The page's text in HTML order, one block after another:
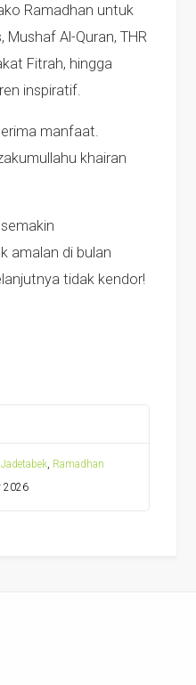
Ramadhan untuk
Mushaf Al-Quran, THR
Fitrah, hingga
inspiratif.
manfaat.
khairan
amalan di bulan
tidak kendor!
Jadetabek, Ramadhan
2026